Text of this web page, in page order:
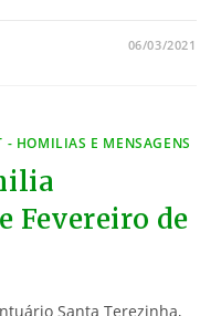
06/03/2021
- HOMILIAS E MENSAGENS
Fevereiro de
Santa Terezinha,